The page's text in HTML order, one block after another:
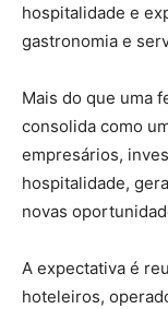
hospitalidade e
gastronomia e
Mais do que uma
consolida como
empresários,
hospitalidade,
novas
A expectativa é
hoteleiros,